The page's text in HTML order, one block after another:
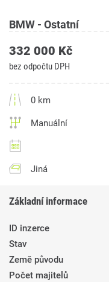
BMW - Ostatní
332 000 Kč
bez odpočtu DPH
0 km
Manuální
Jiná
Základní informace
ID inzerce
Stav
Země původu
Počet majitelů